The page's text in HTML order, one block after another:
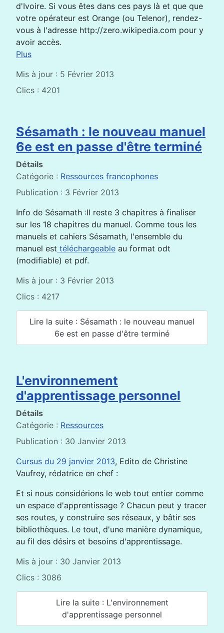
d'Ivoire. Si vous êtes dans ces pays là et que que
votre opérateur est Orange (ou Telenor), rendez-
vous à l'adresse http://zero.wikipedia.com pour y
avoir accès.
Plus
Mis à jour : 5 Février 2013
Clics : 4201
Sésamath : le nouveau manuel
6e est en passe d'être terminé
Détails
Catégorie : Ressources francophones
Publication : 3 Février 2013
Info de Sésamath :Il reste 3 chapitres à finaliser
sur les 18 chapitres du manuel. Comme tous les
manuels et cahiers Sésamath, l'ensemble du
manuel est téléchargeable au format odt
(modifiable) et pdf.
Mis à jour : 3 Février 2013
Clics : 4217
Lire la suite : Sésamath : le nouveau manuel
6e est en passe d'être terminé
L'environnement
d'apprentissage personnel
Détails
Catégorie : Ressources
Publication : 30 Janvier 2013
Cursus du 29 janvier 2013, Edito de Christine
Vaufrey, rédatrice en chef :
Et si nous considérions le web tout entier comme
un espace d'apprentissage ? Chacun peut y tracer
ses routes, y construire ses réseaux, y bâtir ses
bibliothèques. Le tout, d'une manière dynamique,
au fil des désirs et besoins d'apprentissage.
Mis à jour : 30 Janvier 2013
Clics : 3086
Lire la suite : L'environnement
d'apprentissage personnel